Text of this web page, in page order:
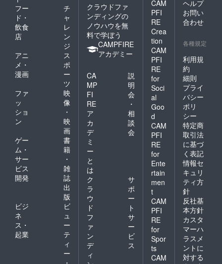
フー
ド・
飲食
店
チ
ャ
レ
ン
ジ
アニ
メ・
漫画
ス
ポ
ー
ツ
ファ
ッ
ショ
ン
映
像
・
映
画
ゲー
ム・
サー
ビス
開発
書
籍
・
雑
誌
出
版
ビジ
ネ
ス・
起業
ビ
ュ
ー
テ
ィ
ー
クラウドファ
ンディングの
ノウハウを無
料で学ぼう
CAMPFIRE
アカデミー
CA
MP
FI
RE
ア
カ
デ
ミ
ー
と
は
説
明
会
・
相
談
会
ク
ラ
ウ
ド
フ
ァ
ン
デ
ィ
サ
ポ
ー
ト
サ
ー
ビ
ス
CAM
PFI
RE
Crea
tion
CAM
PFI
RE
for
Soci
al
Goo
d
CAM
PFI
RE
for
Ente
rtain
men
t
CAM
PFI
RE
for
Spor
ts
CAM
ヘルプ
お問い
合わせ
各種規定
利用規
約
細則
プライ
バシー
ポリ
シー
特定商
取引法
に基づ
く表記
情報セ
キュリ
ティ方
針
反社基
本方針
カスタ
マーハ
ラスメ
ントに
対する